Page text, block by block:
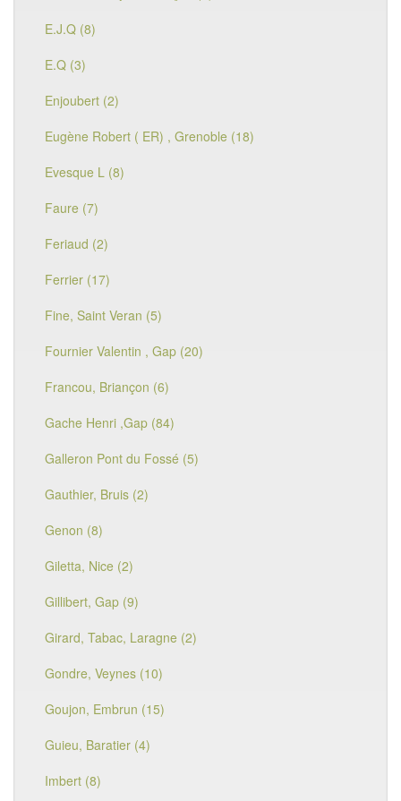
E.J.Q (8)
E.Q (3)
Enjoubert (2)
Eugène Robert ( ER) , Grenoble (18)
Evesque L (8)
Faure (7)
Feriaud (2)
Ferrier (17)
Fine, Saint Veran (5)
Fournier Valentin , Gap (20)
Francou, Briançon (6)
Gache Henri ,Gap (84)
Galleron Pont du Fossé (5)
Gauthier, Bruis (2)
Genon (8)
Giletta, Nice (2)
Gillibert, Gap (9)
Girard, Tabac, Laragne (2)
Gondre, Veynes (10)
Goujon, Embrun (15)
Guieu, Baratier (4)
Imbert (8)